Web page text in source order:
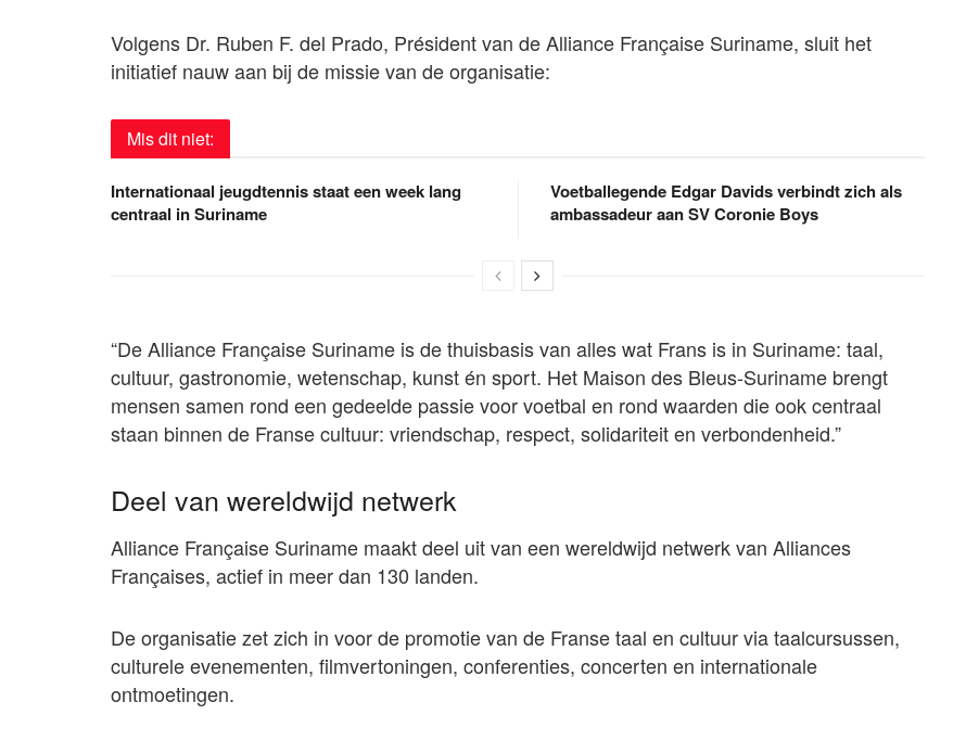
Volgens Dr. Ruben F. del Prado, Président van de Alliance Française Suriname, sluit het
initiatief nauw aan bij de missie van de organisatie:
Mis dit niet:
Internationaal jeugdtennis staat een week lang
centraal in Suriname
Voetballegende Edgar Davids verbindt zich als
ambassadeur aan SV Coronie Boys
“De Alliance Française Suriname is de thuisbasis van alles wat Frans is in Suriname: taal,
cultuur, gastronomie, wetenschap, kunst én sport. Het Maison des Bleus-Suriname brengt
mensen samen rond een gedeelde passie voor voetbal en rond waarden die ook centraal
staan binnen de Franse cultuur: vriendschap, respect, solidariteit en verbondenheid.”
Deel van wereldwijd netwerk
Alliance Française Suriname maakt deel uit van een wereldwijd netwerk van Alliances
Françaises, actief in meer dan 130 landen.
De organisatie zet zich in voor de promotie van de Franse taal en cultuur via taalcursussen,
culturele evenementen, filmvertoningen, conferenties, concerten en internationale
ontmoetingen.